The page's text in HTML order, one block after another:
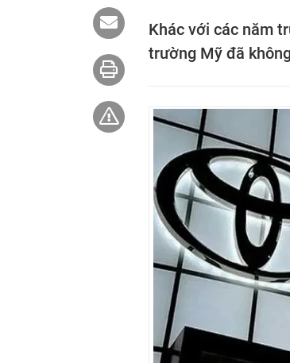
Khác với các năm
trường Mỹ đã